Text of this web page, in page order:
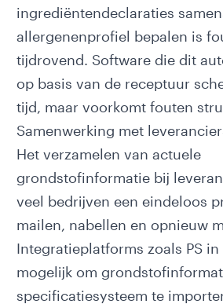
ingrediëntendeclaraties
allergenenprofiel bepalen is
tijdrovend. Software die dit
op basis van de receptuur
tijd, maar voorkomt fouten
Samenwerking met
Het verzamelen van actuele
grondstofinformatie bij
veel bedrijven een eindeloos
mailen, nabellen en opnieuw
Integratieplatforms zoals PS in
mogelijk om
specificatiesysteem te